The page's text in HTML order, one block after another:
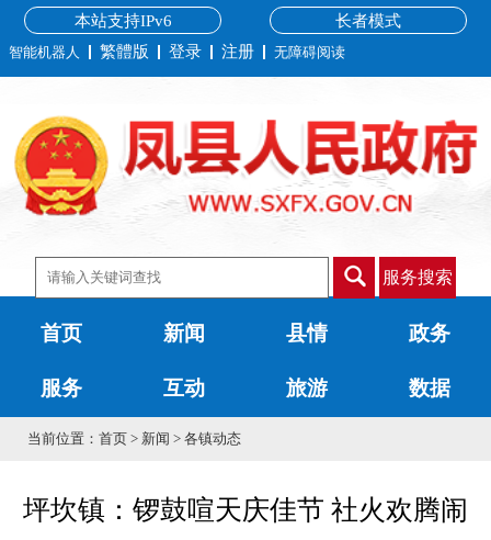
长者模式
本站支持IPv6
智能机器人 繁體版 登录 注册 无障碍阅读
服务搜索
首页 新闻 县情 政务
服务 互动 旅游 数据
当前位置： 首页 > 新闻 > 各镇动态
坪坎镇：锣鼓喧天庆佳节 社火欢腾闹